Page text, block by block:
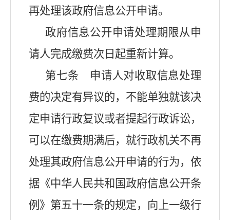
再处理该政府信息公开申请。
政府信息公开申请处理期限从申
请人完成缴费次日起重新计算。
第七条 申请人对收取信息处理
费的决定有异议的，不能单独就该决
定申请行政复议或者提起行政诉讼，
可以在缴费期满后，就行政机关不再
处理其政府信息公开申请的行为，依
据《中华人民共和国政府信息公开条
例》第五十一条的规定，向上一级行